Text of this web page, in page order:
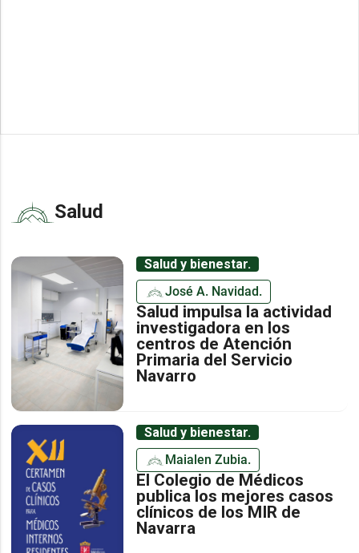
Salud
Salud y bienestar.
José A. Navidad.
Salud impulsa la actividad
investigadora en los
centros de Atención
Primaria del Servicio
Navarro
Salud y bienestar.
Maialen Zubia.
El Colegio de Médicos
publica los mejores casos
clínicos de los MIR de
Navarra